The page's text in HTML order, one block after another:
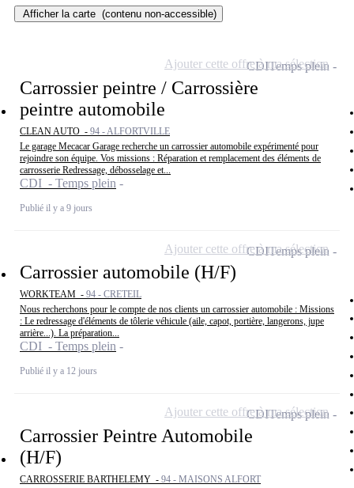
Afficher la carte (contenu non-accessible)
Carrossier peintre / Carrossière
peintre automobile
CLEAN AUTO - 94 - ALFORTVILLE
Le garage Mecacar Garage recherche un carrossier automobile expérimenté pour
rejoindre son équipe. Vos missions : Réparation et remplacement des éléments de
carrosserie Redressage, débosselage et...
CDI - Temps plein
Publié il y a 9 jours
CDITemps plein
Ajouter cette offre à ma sélection
Carrossier automobile (H/F)
WORKTEAM - 94 - CRETEIL
Nous recherchons pour le compte de nos clients un carrossier automobile : Missions
: Le redressage d'éléments de tôlerie véhicule (aile, capot, portière, langerons, jupe
arrière...). La préparation...
CDI - Temps plein
Publié il y a 12 jours
CDITemps plein
Ajouter cette offre à ma sélection
Carrossier Peintre Automobile
(H/F)
CARROSSERIE BARTHELEMY - 94 - MAISONS ALFORT
CDITemps plein
Ajouter cette offre à ma sélection